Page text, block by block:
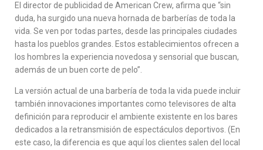
El director de publicidad de American Crew, afirma que “sin
duda, ha surgido una nueva hornada de barberías de toda la
vida. Se ven por todas partes, desde las principales ciudades
hasta los pueblos grandes. Estos establecimientos ofrecen a
los hombres la experiencia novedosa y sensorial que buscan,
además de un buen corte de pelo”.
La versión actual de una barbería de toda la vida puede incluir
también innovaciones importantes como televisores de alta
definición para reproducir el ambiente existente en los bares
dedicados a la retransmisión de espectáculos deportivos. (En
este caso, la diferencia es que aquí los clientes salen del local